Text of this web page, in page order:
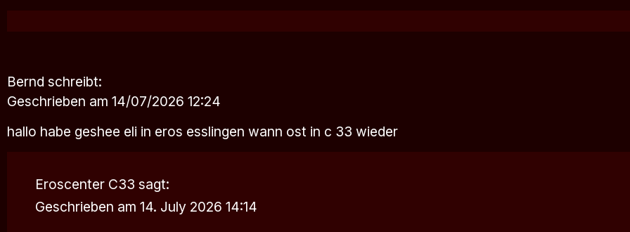
Bernd schreibt:
Geschrieben am 14/07/2026 12:24
hallo habe geshee eli in eros esslingen wann ost in c 33 wieder
Eroscenter C33 sagt:
Geschrieben am 14. July 2026 14:14